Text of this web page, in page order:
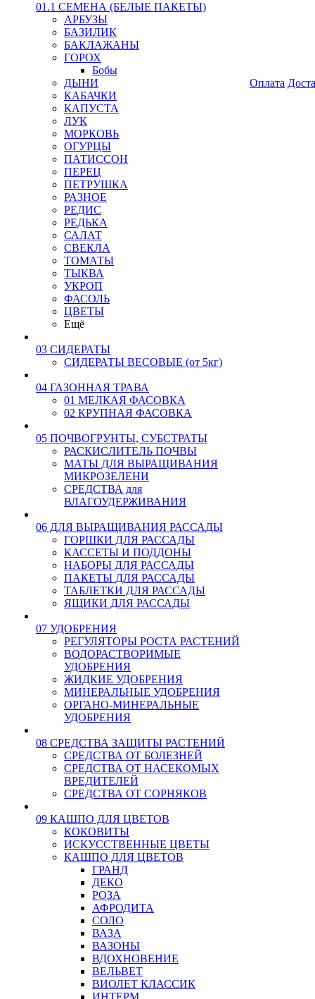
01.1 СЕМЕНА (БЕЛЫЕ ПАКЕТЫ)
АРБУЗЫ
БАЗИЛИК
БАКЛАЖАНЫ
ГОРОХ
Бобы
ДЫНИ
КАБАЧКИ
КАПУСТА
ЛУК
МОРКОВЬ
ОГУРЦЫ
ПАТИССОН
ПЕРЕЦ
ПЕТРУШКА
РАЗНОЕ
РЕДИС
РЕДЬКА
САЛАТ
СВЕКЛА
ТОМАТЫ
ТЫКВА
УКРОП
ФАСОЛЬ
ЦВЕТЫ
Ещё
03 СИДЕРАТЫ
СИДЕРАТЫ ВЕСОВЫЕ (от 5кг)
04 ГАЗОННАЯ ТРАВА
01 МЕЛКАЯ ФАСОВКА
02 КРУПНАЯ ФАСОВКА
05 ПОЧВОГРУНТЫ, СУБСТРАТЫ
РАСКИСЛИТЕЛЬ ПОЧВЫ
МАТЫ ДЛЯ ВЫРАЩИВАНИЯ
МИКРОЗЕЛЕНИ
СРЕДСТВА для
ВЛАГОУДЕРЖИВАНИЯ
06 ДЛЯ ВЫРАЩИВАНИЯ РАССАДЫ
ГОРШКИ ДЛЯ РАССАДЫ
КАССЕТЫ И ПОДДОНЫ
НАБОРЫ ДЛЯ РАССАДЫ
ПАКЕТЫ ДЛЯ РАССАДЫ
ТАБЛЕТКИ ДЛЯ РАССАДЫ
ЯЩИКИ ДЛЯ РАССАДЫ
07 УДОБРЕНИЯ
РЕГУЛЯТОРЫ РОСТА РАСТЕНИЙ
ВОДОРАСТВОРИМЫЕ
УДОБРЕНИЯ
ЖИДКИЕ УДОБРЕНИЯ
МИНЕРАЛЬНЫЕ УДОБРЕНИЯ
ОРГАНО-МИНЕРАЛЬНЫЕ
УДОБРЕНИЯ
08 СРЕДСТВА ЗАЩИТЫ РАСТЕНИЙ
СРЕДСТВА ОТ БОЛЕЗНЕЙ
СРЕДСТВА ОТ НАСЕКОМЫХ
ВРЕДИТЕЛЕЙ
СРЕДСТВА ОТ СОРНЯКОВ
09 КАШПО ДЛЯ ЦВЕТОВ
КОКОВИТЫ
ИСКУССТВЕННЫЕ ЦВЕТЫ
КАШПО ДЛЯ ЦВЕТОВ
ГРАНД
ДЕКО
РОЗА
АФРОДИТА
СОЛО
ВАЗА
ВАЗОНЫ
ВДОХНОВЕНИЕ
ВЕЛЬВЕТ
ВИОЛЕТ КЛАССИК
ИНТЕРМ
Оплата